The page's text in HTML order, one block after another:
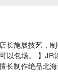
店长施展技艺，
以包场。 】
长制作绝品北